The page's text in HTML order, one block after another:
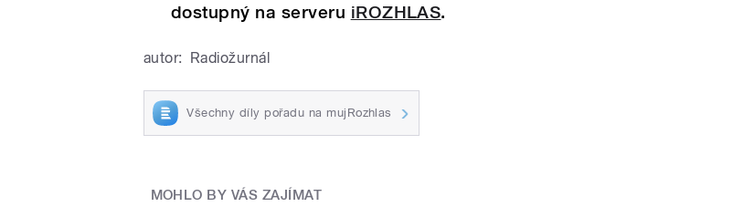
dostupný na serveru iROZHLAS.
autor: Radiožurnál
Všechny díly pořadu na mujRozhlas
MOHLO BY VÁS ZAJÍMAT